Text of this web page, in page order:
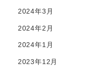
2024年3月
2024年2月
2024年1月
2023年12月